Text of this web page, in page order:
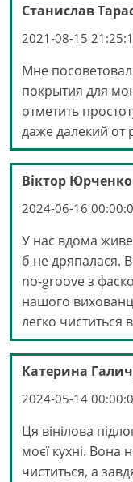
Станислав
2021-08-15
Мне
покрытия для
отметить
даже далекий от
Віктор Юрченко
2024-06-16
У нас вдома живе
б не дряпалася.
no-groove з
нашого
легко чиститься
Катерина
2024-05-14
Ця вінілова
моєї кухні. Вона
чиститься, а